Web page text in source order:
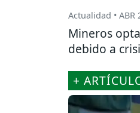
Actualidad • ABR
Mineros
debido a
+